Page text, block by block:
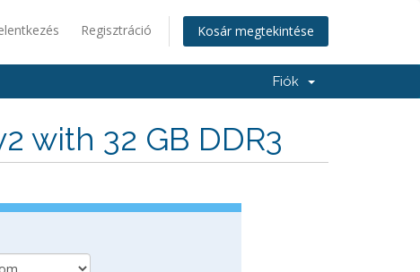
Regisztráció Kosár megtekintése
Fiók
with 32 GB DDR3